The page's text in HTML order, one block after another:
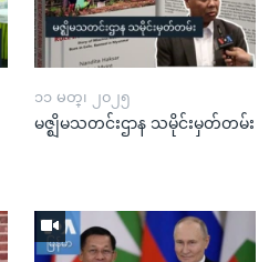
၁၁ မတ္၊ ၂၀၂၅
မဇ္ဈိမသတင်းဌာန သမိုင်းမှတ်တမ်း